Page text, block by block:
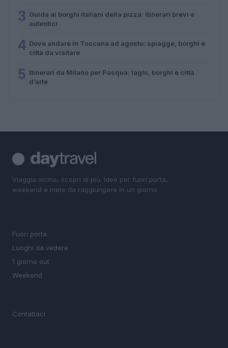
3 Guida ai borghi italiani della pizza: itinerari brevi e
autentici
4 Dove andare in Toscana ad agosto: spiagge, borghi e
città da visitare
5 Itinerari da Milano per Pasqua: laghi, borghi e città
d’arte
Viaggia vicino, scopri di più. Idee per fuori porta,
weekend e mete da raggiungere in un giorno.
Fuori porta
Luoghi da vedere
1 giorno out
Weekend
Contattaci